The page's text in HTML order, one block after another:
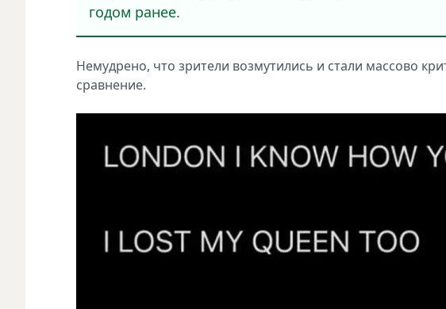
годом ранее.
Немудрено, что зрители возмутились и стали массово
сравнение.